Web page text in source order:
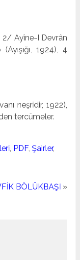
2/ Ayîne-I Devrân
1924), 4
neşridir, 1922),
tercümeler.
, PDF,Şairler,
BÖLÜKBAŞI »